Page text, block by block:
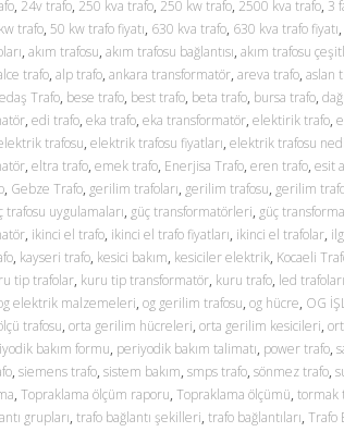
, 24v trafo, 250 kva trafo, 250 kw trafo, 2500 kva trafo, 3
trafo, 50 kw trafo fiyatı, 630 kva trafo, 630 kva trafo fiyatı,
, akım trafosu, akım trafosu bağlantısı, akım trafosu
trafo, alp trafo, ankara transformatör, areva trafo, aslan
Trafo, bese trafo, best trafo, beta trafo, bursa trafo,
, edi trafo, eka trafo, eka transformatör, elektirik trafo,
trafosu, elektrik trafosu fiyatları, elektrik trafosu
, eltra trafo, emek trafo, Enerjisa Trafo, eren trafo, esit
, Gebze Trafo, gerilim trafoları, gerilim trafosu, gerilim
trafosu uygulamaları, güç transformatörleri, güç
, ikinci el trafo, ikinci el trafo fiyatları, ikinci el trafolar,
, kayseri trafo, kesici bakım, kesiciler elektrik, Kocaeli
tip trafolar, kuru tip transformatör, kuru trafo, led trafoları
elektrik malzemeleri, og gerilim trafosu, og hücre, OG
trafosu, orta gerilim hücreleri, orta gerilim kesicileri,
bakım formu, periyodik bakım talimatı, power trafo,
, siemens trafo, sistem bakım, smps trafo, sönmez trafo,
, Topraklama ölçüm raporu, Topraklama ölçümü, tormak
grupları, trafo bağlantı şekilleri, trafo bağlantıları, Trafo